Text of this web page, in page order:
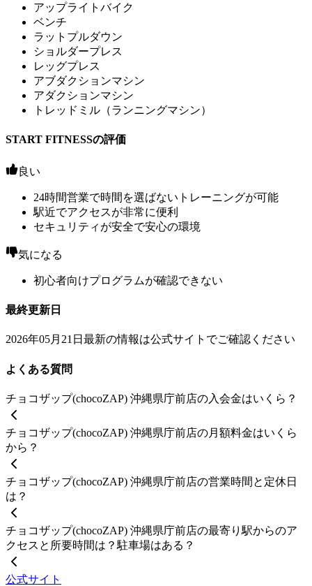
アップライトバイク
ベンチ
ラットプルダウン
ショルダープレス
レッグプレス
アブダクションマシン
アダクションマシン
トレッドミル（ランニングマシン）
START FITNESSの評価
良い
24時間営業で時間を選ばないトレーニングが可能
駅近でアクセスが非常に便利
セキュリティが安全で安心の環境
気になる
初心者向けプログラムが確認できない
最終更新日
2026年05月21日 最新の情報は公式サイトでご確認ください
よくある質問
チョコザップ(chocoZAP) 沖縄県庁前店の入会金はいくら？
チョコザップ(chocoZAP) 沖縄県庁前店の月額料金はいくら
から？
チョコザップ(chocoZAP) 沖縄県庁前店の営業時間と定休日
は？
チョコザップ(chocoZAP) 沖縄県庁前店の最寄り駅からのア
クセスと所要時間は？駐車場はある？
公式サイト